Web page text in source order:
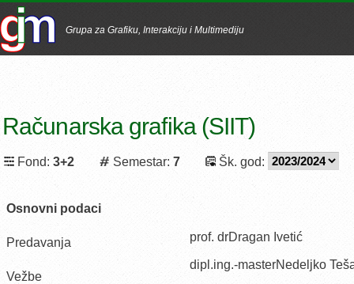
Grupa za Grafiku, Interakciju i Multimediju
Računarska grafika (SIIT)
Fond: 3+2 Semestar: 7 Šk. god:
Osnovni podaci
Predavanja
Vežbe
prof. drDragan Ivetić
dipl.ing.-masterNedeljko